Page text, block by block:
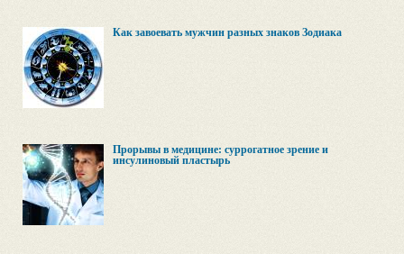
Как завоевать мужчин разных знаков Зодиака
Прорывы в медицине: суррогатное зрение и
инсулиновый пластырь